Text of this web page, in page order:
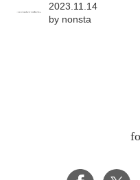
2023.11.14
by nonsta